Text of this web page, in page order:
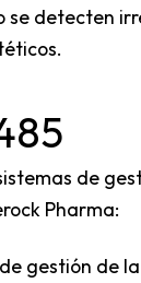
se detecten
de
Pharma:
gestión de